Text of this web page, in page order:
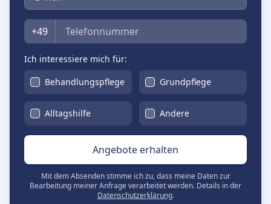
Telefon
+49
Ich interessiere mich für:
Behandlungspflege
Grundpflege
Alltagshilfe Andere
Angebote erhalten
Mit dem Absenden stimme ich zu, dass meine Daten zur
Bearbeitung meiner Anfrage verarbeitet werden. Details in der
Datenschutzerklärung.